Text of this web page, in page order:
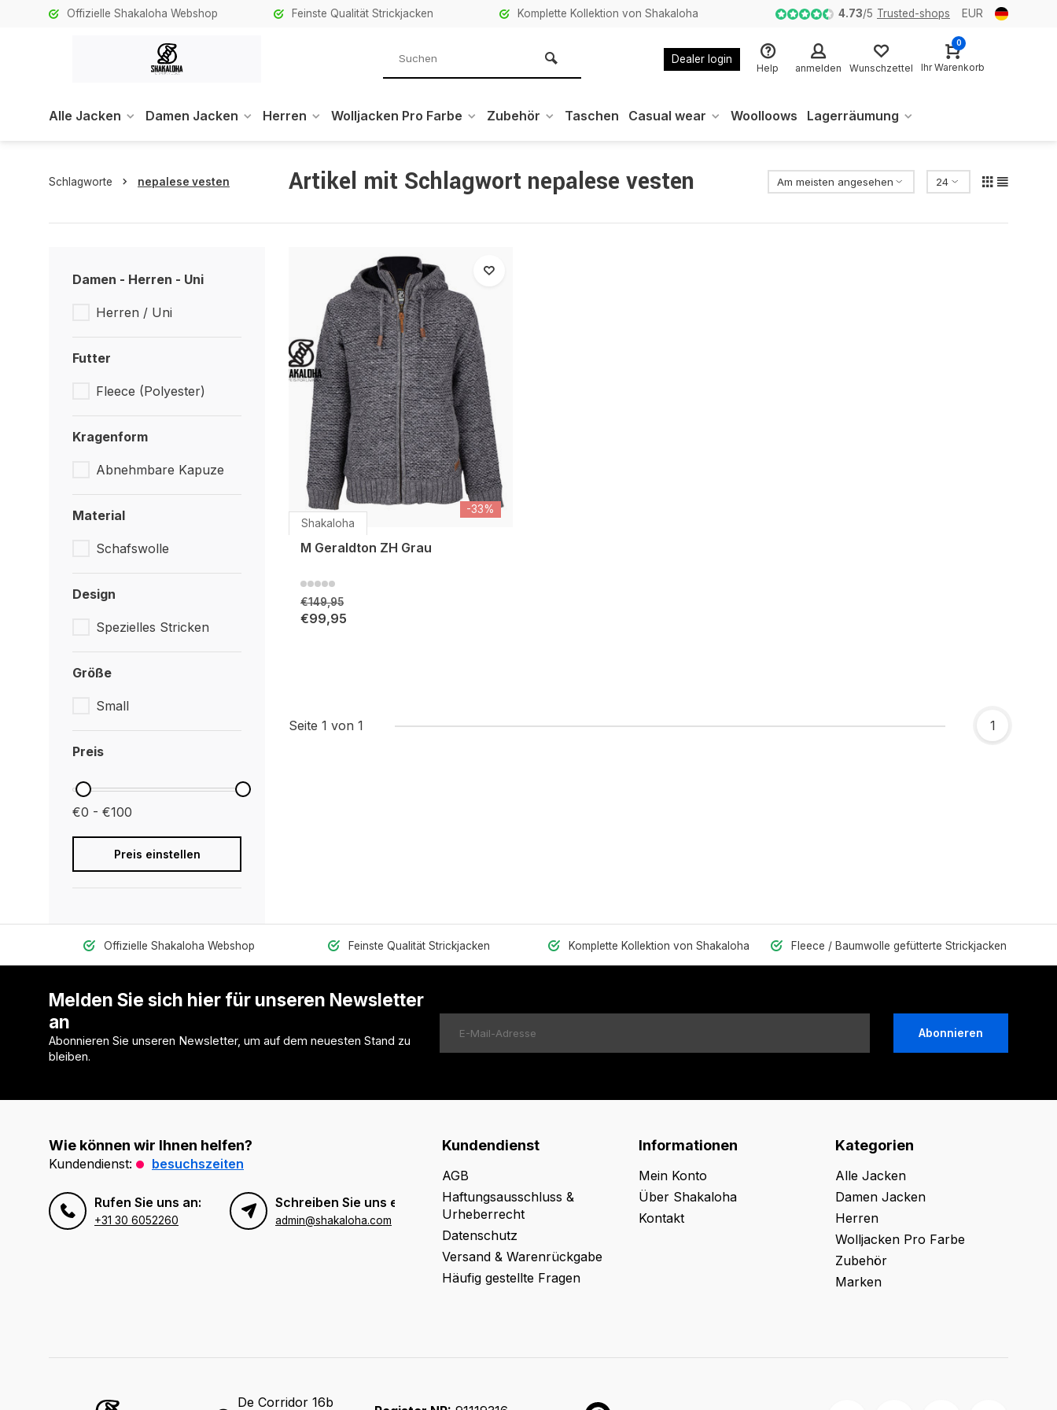
Offizielle Shakaloha Webshop Feinste Qualität Strickjacken Komplette Kollektion von Shakaloha 4.73/5 Trusted-shops EUR
Dealer login
Help anmelden Wunschzettel
0
Ihr Warenkorb
Alle Jacken Damen Jacken Herren Wolljacken Pro Farbe Zubehör Taschen Casual wear Woolloows Lagerräumung
Schlagworte nepalese vesten Artikel mit Schlagwort nepalese vesten
Damen - Herren - Uni
Herren / Uni
Futter
Fleece (Polyester)
Kragenform
Abnehmbare Kapuze
Material
Schafswolle
Design
Spezielles Stricken
Größe
Small
Preis
€0 - €100
Preis einstellen
-33%
Shakaloha
M Geraldton ZH Grau
€149,95
€99,95
Seite 1 von 1 1
Offizielle Shakaloha Webshop Feinste Qualität Strickjacken Komplette Kollektion von Shakaloha Fleece / Baumwolle gefütterte Strickjacken
Melden Sie sich hier für unseren Newsletter
an
Abonnieren Sie unseren Newsletter, um auf dem neuesten Stand zu
bleiben.
Abonnieren
Wie können wir Ihnen helfen?
Kundendienst: besuchszeiten
Rufen Sie uns an:
+31 30 6052260
Schreiben Sie uns eine E-Mail:
admin@shakaloha.com
Kundendienst
AGB
Haftungsausschluss &
Urheberrecht
Datenschutz
Versand & Warenrückgabe
Häufig gestellte Fragen
Informationen
Mein Konto
Über Shakaloha
Kontakt
Kategorien
Alle Jacken
Damen Jacken
Herren
Wolljacken Pro Farbe
Zubehör
Marken
De Corridor 16b